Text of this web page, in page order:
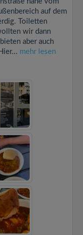
auf dem
Toiletten
wir dann
aber auch
mehr lesen